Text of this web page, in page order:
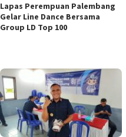
Lapas Perempuan Palembang
Gelar Line Dance Bersama
Group LD Top 100